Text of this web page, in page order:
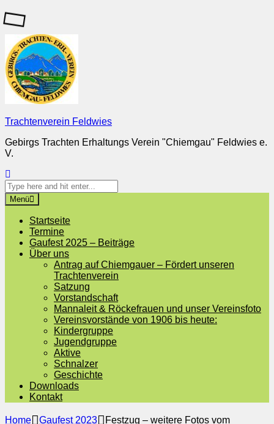
Skip
to
content
Trachtenverein Feldwies
Gebirgs Trachten Erhaltungs Verein "Chiemgau" Feldwies e.
V.
Search
for:Menü
Startseite
Termine
Gaufest 2025 – Beiträge
Über uns
Antrag auf Chiemgauer – Fördert unseren
Trachtenverein
Satzung
Vorstandschaft
Mannaleit & Röckefrauen und unser Vereinsfoto
Vereinsvorstände von 1906 bis heute:
Kindergruppe
Jugendgruppe
Aktive
Schnalzer
Geschichte
Downloads
Kontakt
Home Gaufest 2023
Festzug – weitere Fotos vom